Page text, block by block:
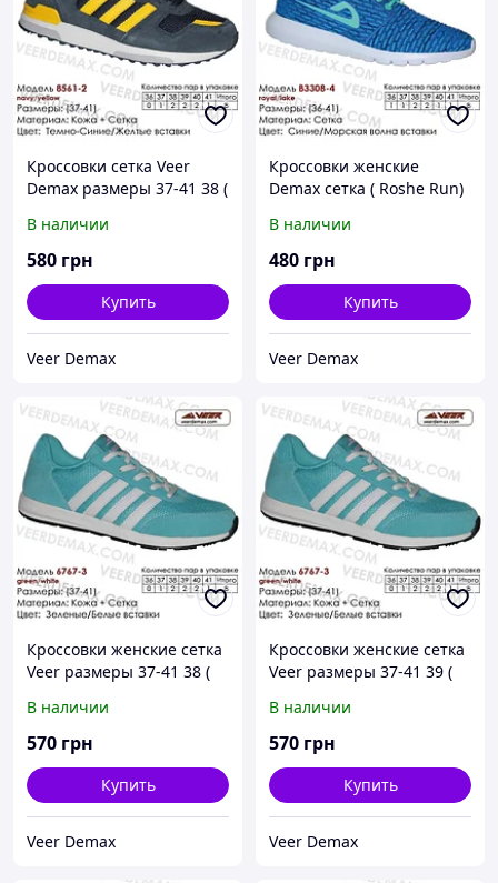
Кроссовки сетка Veer
Demax размеры 37-41 38 (
В наличии
580 грн
Купить
Veer Demax
Кроссовки женские
Demax сетка ( Roshe Run)
стелька 24 см )
В наличии
480 грн
Купить
Veer Demax
Кроссовки женские сетка
Veer размеры 37-41 38 (
В наличии
570 грн
Купить
Veer Demax
Кроссовки женские сетка
Veer размеры 37-41 39 (
В наличии
570 грн
Купить
Veer Demax